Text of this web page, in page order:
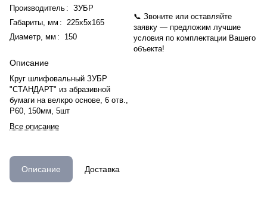
Производитель : ЗУБР
Габариты, мм :
225х5х165
Диаметр, мм : 150
Описание
Круг шлифовальный ЗУБР
"СТАНДАРТ" из абразивной
бумаги на велкро основе, 6 отв.,
Р60, 150мм, 5шт
Все описание
📞 Звоните или оставляйте
заявку — предложим лучшие
условия по комплектации Вашего
объекта!
Описание Доставка